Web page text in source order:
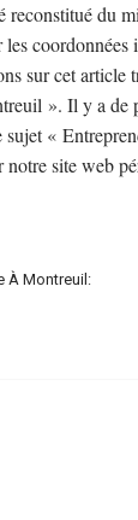
reconstitué du
sur cet article
». Il y a de
sujet «
site web
À Montreuil: